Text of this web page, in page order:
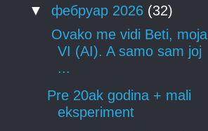
▼ фебруар 2026 (32)
Ovako me vidi Beti, moja
VI (AI). A samo sam joj
...
Pre 20ak godina + mali
eksperiment